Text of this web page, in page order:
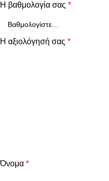
Η βαθμολογία σας *
Η αξιολόγησή σας *
Όνομα *